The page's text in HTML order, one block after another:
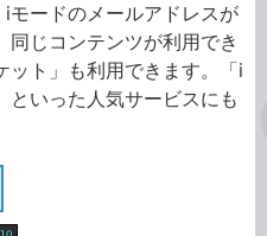
モードのメールアドレスが
じコンテンツが利用でき
ット」も利用できます。「i
いった人気サービスにも